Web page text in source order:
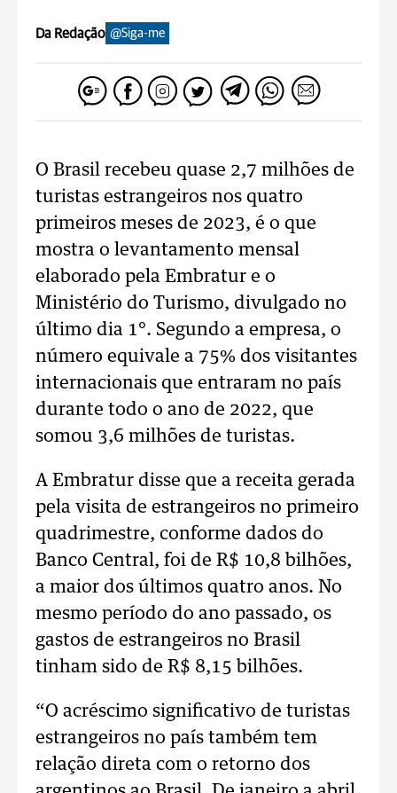
Da Redação @Siga-me
O Brasil recebeu quase 2,7 milhões de
turistas estrangeiros nos quatro
primeiros meses de 2023, é o que
mostra o levantamento mensal
elaborado pela Embratur e o
Ministério do Turismo, divulgado no
último dia 1°. Segundo a empresa, o
número equivale a 75% dos visitantes
internacionais que entraram no país
durante todo o ano de 2022, que
somou 3,6 milhões de turistas.
A Embratur disse que a receita gerada
pela visita de estrangeiros no primeiro
quadrimestre, conforme dados do
Banco Central, foi de R$ 10,8 bilhões,
a maior dos últimos quatro anos. No
mesmo período do ano passado, os
gastos de estrangeiros no Brasil
tinham sido de R$ 8,15 bilhões.
“O acréscimo significativo de turistas
estrangeiros no país também tem
relação direta com o retorno dos